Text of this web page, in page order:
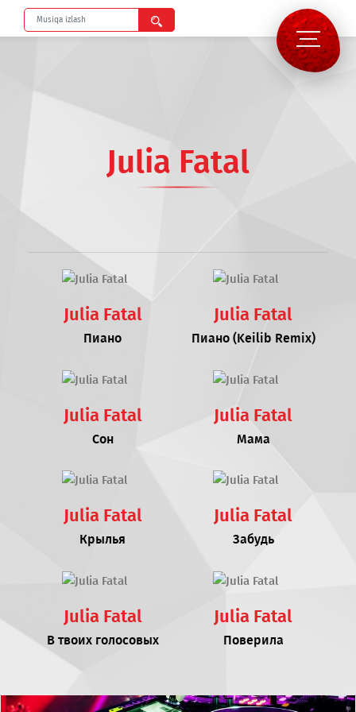
Julia Fatal
Julia Fatal
Пиано
Julia Fatal
Пиано (Keilib Remix)
Julia Fatal
Сон
Julia Fatal
Мама
Julia Fatal
Крылья
Julia Fatal
Забудь
Julia Fatal
В твоих голосовых
Julia Fatal
Поверила